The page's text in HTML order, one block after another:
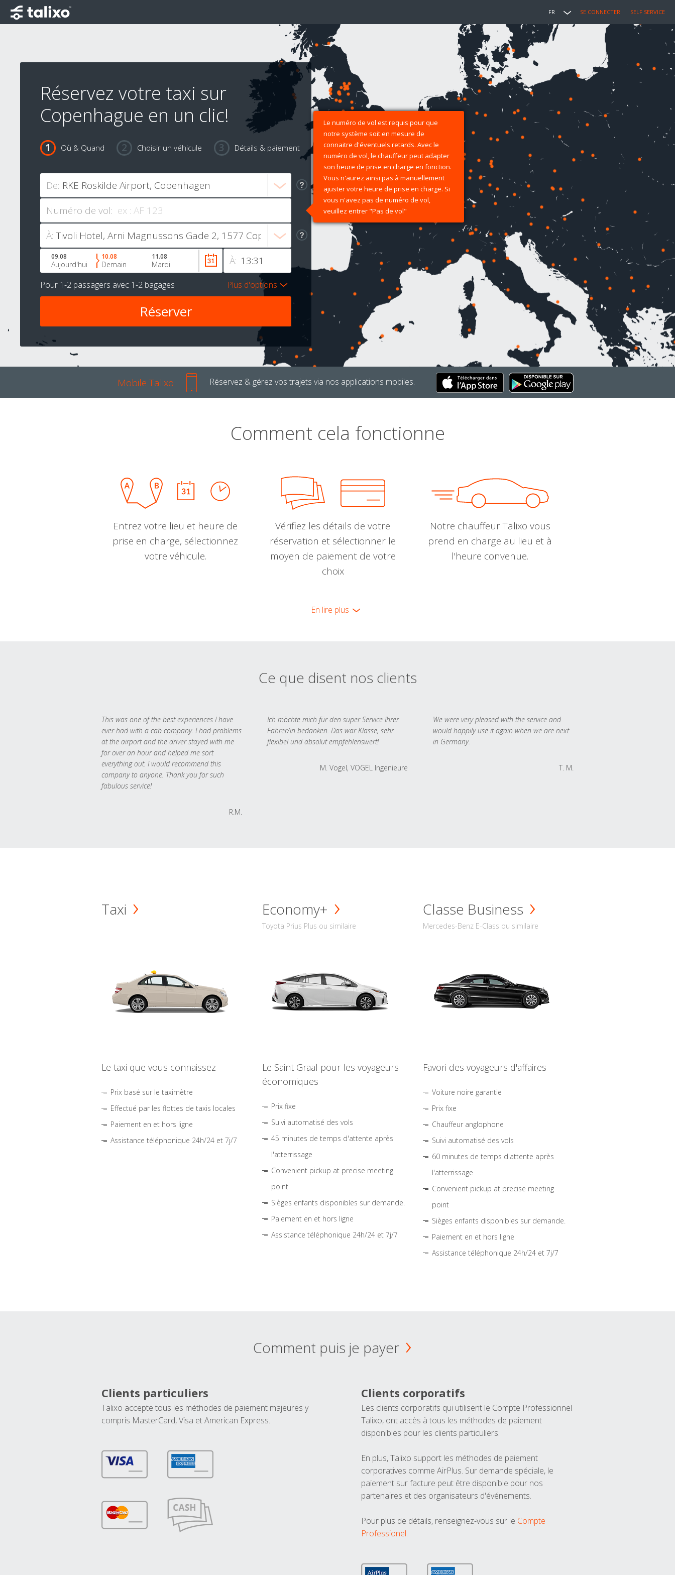
FR SE CONNECTER SELF SERVICE
Réservez votre taxi sur
Copenhague en un clic!
Où & Quand Choisir un véhicule Détails & paiement
De:
Numéro de vol:
Le numéro de vol est requis pour que
notre système soit en mesure de
connaitre d'éventuels retards. Avec le
numéro de vol, le chauffeur peut adapter
son heure de prise en charge en fonction.
Vous n'aurez ainsi pas à manuellement
ajuster votre heure de prise en charge. Si
vous n'avez pas de numéro de vol,
veuillez entrer "Pas de vol"
À:
À:
09.08
Aujourd'hui
10.08
Demain
11.08
Mardi
Pour 1-2 passagers avec 1-2 bagages Plus d'options
Mobile Talixo Réservez & gérez vos trajets via nos applications mobiles.
Comment cela fonctionne
Entrez votre lieu et heure de
prise en charge, sélectionnez
votre véhicule.
Vérifiez les détails de votre
réservation et sélectionner le
moyen de paiement de votre
choix
Notre chauffeur Talixo vous
prend en charge au lieu et à
l'heure convenue.
En lire plus
Ce que disent nos clients
This was one of the best experiences I have
ever had with a cab company. I had problems
at the airport and the driver stayed with me
for over an hour and helped me sort
everything out. I would recommend this
company to anyone. Thank you for such
fabulous service!
R.M.
Ich möchte mich für den super Service Ihrer
Fahrer/in bedanken. Das war Klasse, sehr
flexibel und absolut empfehlenswert!
M. Vogel, VOGEL Ingenieure
We were very pleased with the service and
would happily use it again when we are next
in Germany.
T. M.
Taxi
Le taxi que vous connaissez
Prix basé sur le taximètre
Effectué par les flottes de taxis locales
Paiement en et hors ligne
Assistance téléphonique 24h/24 et 7j/7
Economy+
Toyota Prius Plus ou similaire
Le Saint Graal pour les voyageurs
économiques
Prix fixe
Suivi automatisé des vols
45 minutes de temps d'attente après
l'atterrissage
Convenient pickup at precise meeting
point
Sièges enfants disponibles sur demande.
Paiement en et hors ligne
Assistance téléphonique 24h/24 et 7j/7
Classe Business
Mercedes-Benz E-Class ou similaire
Favori des voyageurs d'affaires
Voiture noire garantie
Prix fixe
Chauffeur anglophone
Suivi automatisé des vols
60 minutes de temps d'attente après
l'atterrissage
Convenient pickup at precise meeting
point
Sièges enfants disponibles sur demande.
Paiement en et hors ligne
Assistance téléphonique 24h/24 et 7j/7
Comment puis je payer
Clients particuliers
Talixo accepte tous les méthodes de paiement majeures y
compris MasterCard, Visa et American Express.
Clients corporatifs
Les clients corporatifs qui utilisent le Compte Professionnel
Talixo, ont accès à tous les méthodes de paiement
disponibles pour les clients particuliers.
En plus, Talixo support les méthodes de paiement
corporatives comme AirPlus. Sur demande spéciale, le
paiement sur facture peut être disponible pour nos
partenaires et des organisateurs d'événements.
Pour plus de détails, renseignez-vous sur le Compte
Professionel.